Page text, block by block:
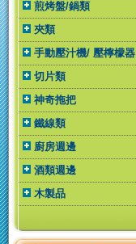
煎烤盤/鍋類
夾類
手動壓汁機/ 壓檸檬器
切片類
神奇拖把
鐵線類
廚房週邊
酒類週邊
木製品